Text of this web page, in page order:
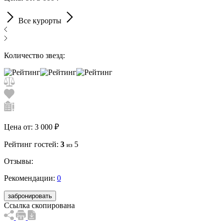
Все курорты
Количество звезд:
Цена от: 3 000 ₽
Рейтинг гостей: 3 из 5
Отзывы:
Рекомендации: 0
забронировать
Ссылка скопирована